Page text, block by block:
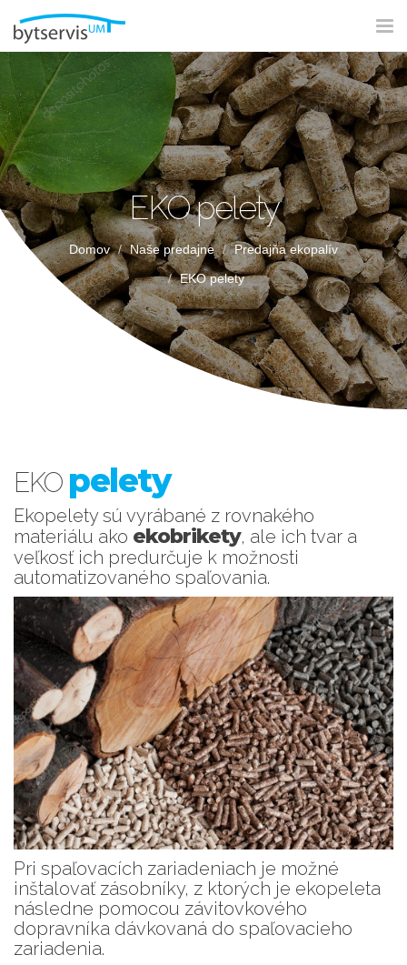
EKO pelety
Domov Naše predajne
Predajňa ekopalív
EKO pelety
EKO pelety
Ekopelety sú vyrábané z rovnakého
materiálu ako ekobrikety, ale ich tvar a
veľkosť ich predurčuje k možnosti
automatizovaného spaľovania.
Pri spaľovacích zariadeniach je možné
inštalovať zásobníky, z ktorých je ekopeleta
následne pomocou závitovkového
dopravníka dávkovaná do spaľovacieho
zariadenia.